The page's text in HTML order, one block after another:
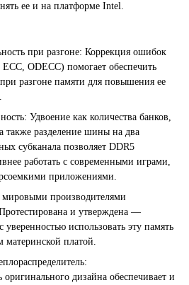
ее и на платформе Intel.
при разгоне: Коррекция ошибок
ODECC) помогает обеспечить
разгоне памяти для повышения ее
Удвоение как количества банков,
также разделение шины на два
субканала позволяет DDR5
работать с современными играми,
приложениями.
производителями
и утверждена —
уверенностью использовать эту память
материнской платой.
оригинального дизайна обеспечивает и